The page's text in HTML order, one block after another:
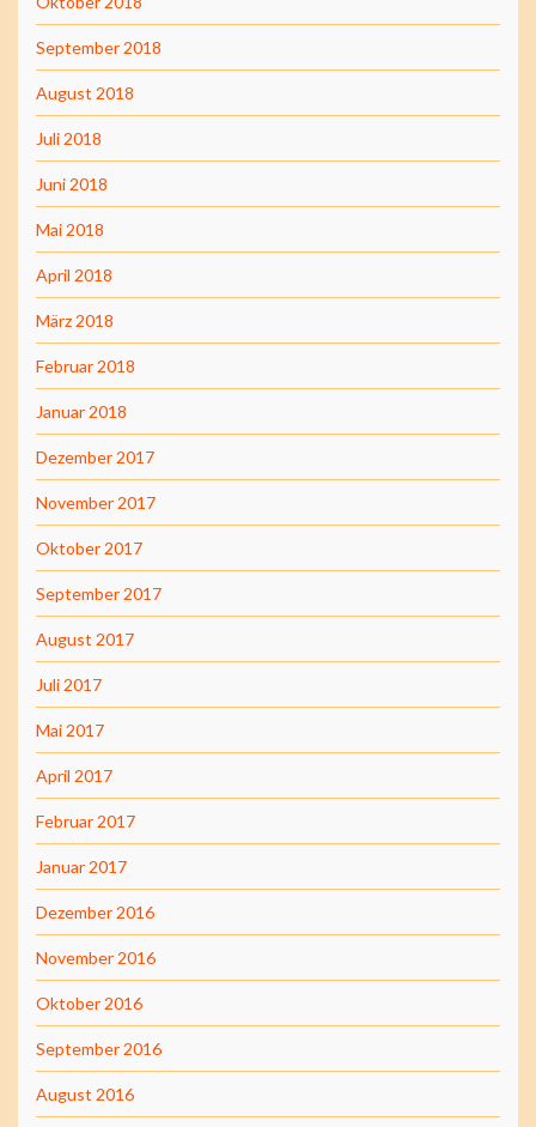
September 2018
August 2018
Juli 2018
Juni 2018
Mai 2018
April 2018
März 2018
Februar 2018
Januar 2018
Dezember 2017
November 2017
Oktober 2017
September 2017
August 2017
Juli 2017
Mai 2017
April 2017
Februar 2017
Januar 2017
Dezember 2016
November 2016
Oktober 2016
September 2016
August 2016